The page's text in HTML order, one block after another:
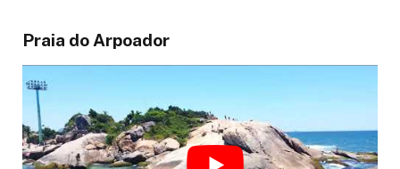
Praia do Arpoador